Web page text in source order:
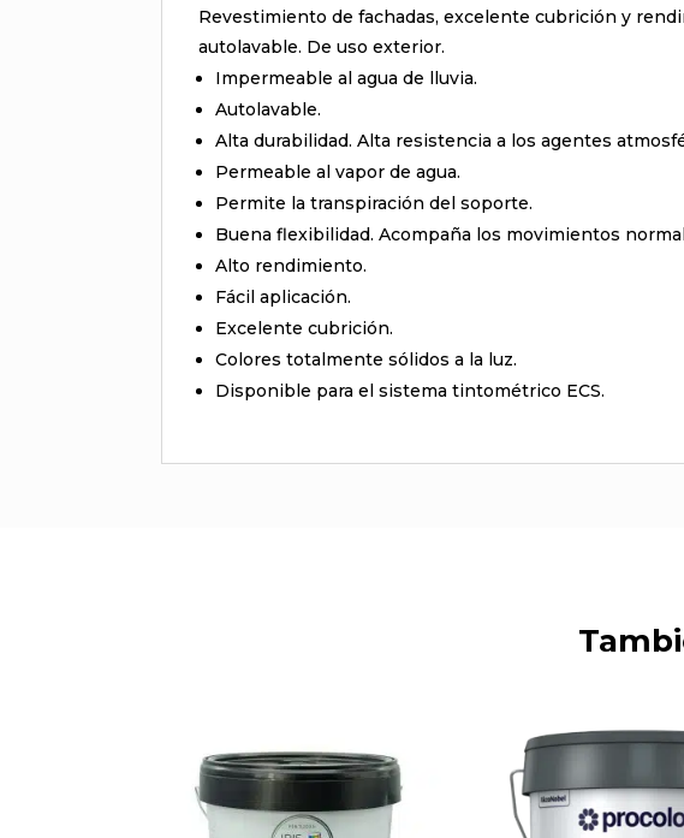
Revestimiento de fachadas, excelente cubrición y
autolavable. De uso exterior.
Impermeable al agua de lluvia.
Autolavable.
Alta durabilidad. Alta resistencia a los agentes
Permeable al vapor de agua.
Permite la transpiración del soporte.
Buena flexibilidad. Acompaña los movimientos
Alto rendimiento.
Fácil aplicación.
Excelente cubrición.
Colores totalmente sólidos a la luz.
Disponible para el sistema tintométrico ECS.